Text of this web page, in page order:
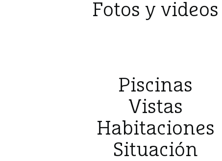
Fotos y videos
Piscinas
Vistas
Habitaciones
Situación